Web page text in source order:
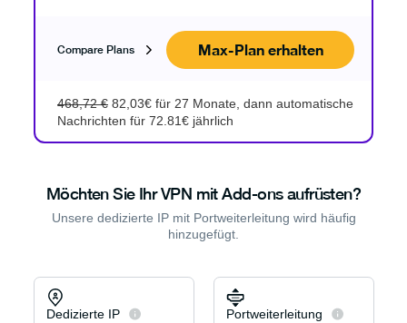
Compare Plans Max-Plan erhalten
468,72 € 82,03€ für 27 Monate, dann automatische
Nachrichten für 72.81€ jährlich
Möchten Sie Ihr VPN mit Add-ons aufrüsten?
Unsere dedizierte IP mit Portweiterleitung wird häufig
hinzugefügt.
Dedizierte IP Portweiterleitung